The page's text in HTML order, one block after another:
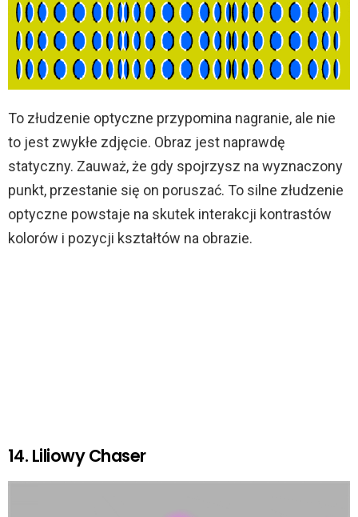
To złudzenie optyczne przypomina nagranie, ale nie
to jest zwykłe zdjęcie. Obraz jest naprawdę
statyczny. Zauważ, że gdy spojrzysz na wyznaczony
punkt, przestanie się on poruszać. To silne złudzenie
optyczne powstaje na skutek interakcji kontrastów
kolorów i pozycji kształtów na obrazie.
14. Liliowy Chaser